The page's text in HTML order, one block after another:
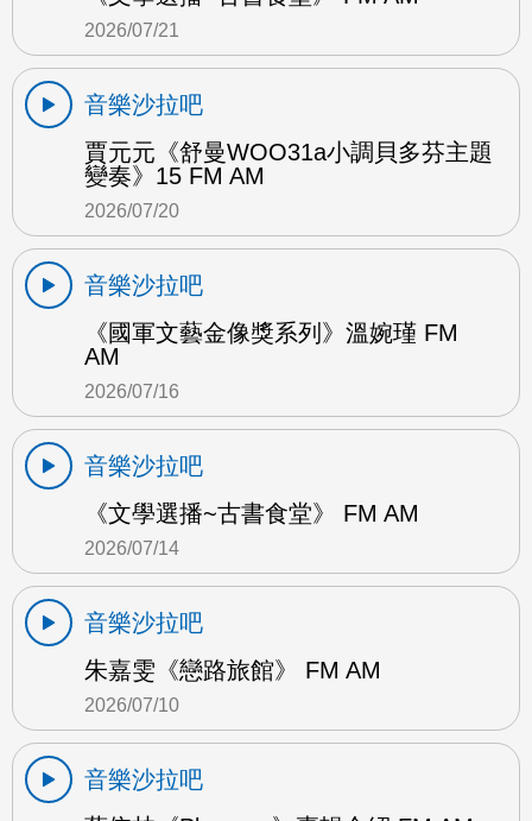
2026/07/21
音樂沙拉吧
賈元元《舒曼WOO31a小調貝多芬主題
變奏》15 FM AM
2026/07/20
音樂沙拉吧
《國軍文藝金像獎系列》溫婉瑾 FM
AM
2026/07/16
音樂沙拉吧
《文學選播~古書食堂》 FM AM
2026/07/14
音樂沙拉吧
朱嘉雯《戀路旅館》 FM AM
2026/07/10
音樂沙拉吧